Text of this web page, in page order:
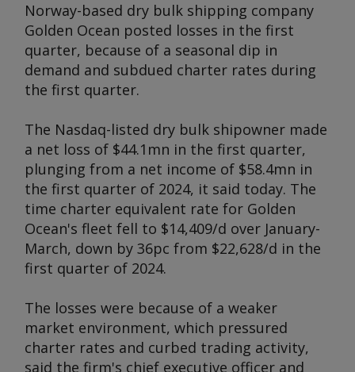
Norway-based dry bulk shipping company
Golden Ocean posted losses in the first
quarter, because of a seasonal dip in
demand and subdued charter rates during
the first quarter.
The Nasdaq-listed dry bulk shipowner made
a net loss of $44.1mn in the first quarter,
plunging from a net income of $58.4mn in
the first quarter of 2024, it said today. The
time charter equivalent rate for Golden
Ocean's fleet fell to $14,409/d over January-
March, down by 36pc from $22,628/d in the
first quarter of 2024.
The losses were because of a weaker
market environment, which pressured
charter rates and curbed trading activity,
said the firm's chief executive officer and